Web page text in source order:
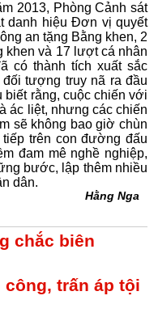
2013, Phòng Cảnh sát
danh hiệu Đơn vị quyết
an tặng Bằng khen, 2
khen và 17 lượt cá nhân
có thành tích xuất sắc
tượng truy nã ra đầu
biết rằng, cuộc chiến với
ác liệt, nhưng các chiến
sẽ không bao giờ chùn
trên con đường đấu
đam mê nghề nghiệp,
bước, lập thêm nhiều
dân.
Hằng Nga
chắc biên
trấn áp tội